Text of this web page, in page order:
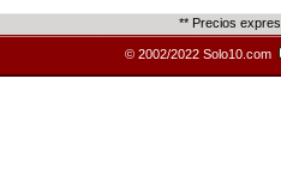
** Precios
© 2002/2022 Solo10.com